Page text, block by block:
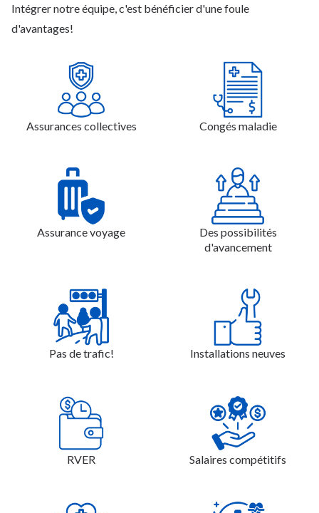
Intégrer notre équipe, c'est bénéficier d'une foule
d'avantages!
Assurances collectives Congés maladie
Assurance voyage
Des possibilités
d'avancement
Pas de trafic! Installations neuves
RVER Salaires compétitifs